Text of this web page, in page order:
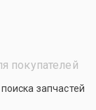
покупателей
запчастей